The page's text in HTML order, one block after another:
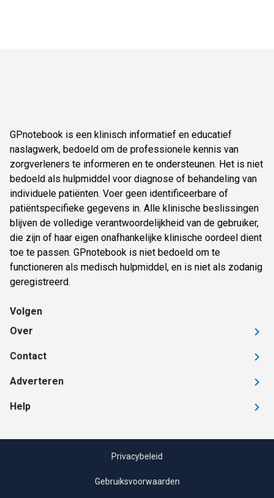
GPnotebook is een klinisch informatief en educatief
naslagwerk, bedoeld om de professionele kennis van
zorgverleners te informeren en te ondersteunen. Het is niet
bedoeld als hulpmiddel voor diagnose of behandeling van
individuele patiënten. Voer geen identificeerbare of
patiëntspecifieke gegevens in. Alle klinische beslissingen
blijven de volledige verantwoordelijkheid van de gebruiker,
die zijn of haar eigen onafhankelijke klinische oordeel dient
toe te passen. GPnotebook is niet bedoeld om te
functioneren als medisch hulpmiddel, en is niet als zodanig
geregistreerd.
Volgen
Over
Contact
Adverteren
Help
Privacybeleid
Gebruiksvoorwaarden